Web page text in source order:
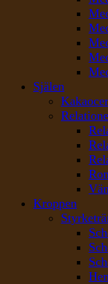
Själen
Kroppen